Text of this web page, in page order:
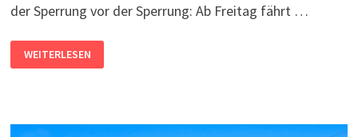
der Sperrung vor der Sperrung: Ab Freitag fährt …
KURZMELDUNGEN
(06.05.2026)
WEITERLESEN